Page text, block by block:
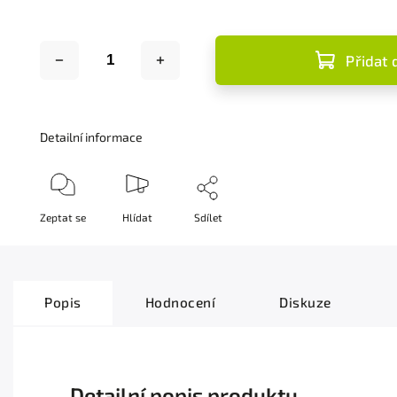
Přidat
Detailní informace
Zeptat se Hlídat Sdílet
Popis Hodnocení Diskuze